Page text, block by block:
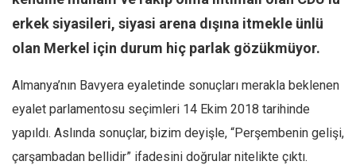
Yvonne Ridley
Barış Tarımcıoğlu
Leyla Şerif Emin
erkek siyasileri, siyasi arena dışına itmekle ünlü
olan Merkel için durum hiç parlak gözükmüyor.
Almanya’nın Bavyera eyaletinde sonuçları merakla beklenen
eyalet parlamentosu seçimleri 14 Ekim 2018 tarihinde
yapıldı. Aslında sonuçlar, bizim deyişle, “Perşembenin gelişi,
çarşambadan bellidir” ifadesini doğrular nitelikte çıktı.